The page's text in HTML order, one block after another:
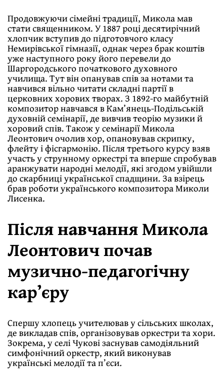
Продовжуючи сімейні традиції, Микола мав
стати священником. У 1887 році десятирічний
хлопчик вступив до підготовчого класу
Немирівської гімназії, однак через брак коштів
уже наступного року його перевели до
Шаргородського початкового духовного
училища. Тут він опанував спів за нотами та
навчився вільно читати складні партії в
церковних хорових творах. З 1892-го майбутній
композитор навчався в Кам’янець-Подільській
духовній семінарії, де вивчив теорію музики й
хоровий спів. Також у семінарії Микола
Леонтович очолив хор, опановував скрипку,
флейту і фісгармонію. Після третього курсу взяв
участь у струнному оркестрі та вперше спробував
аранжувати народні мелодії, які згодом увійшли
до скарбниці української спадщини. За взірець
брав роботи українського композитора Миколи
Лисенка.
Після навчання Микола
Леонтович почав
музично-педагогічну
карʼєру
Спершу хлопець учителював у сільських школах,
де викладав спів, організовував оркестри та хори.
Зокрема, у селі Чукові заснував самодіяльний
симфонічний оркестр, який виконував
українські мелодії та п’єси.